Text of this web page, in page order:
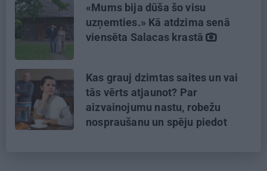
«Mums bija dūša šo visu
uzņemties.» Kā atdzima senā
viensēta Salacas krastā
Kas grauj dzimtas saites un vai
tās vērts atjaunot? Par
aizvainojumu nastu, robežu
nospraušanu un spēju piedot